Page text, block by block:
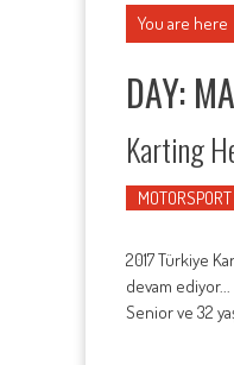
You are here
DAY:
Karting
MOTORSPORT
2017 Türkiye
devam ediyor...
Senior ve 32